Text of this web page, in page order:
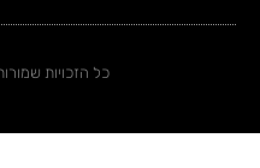
כל הזכויות